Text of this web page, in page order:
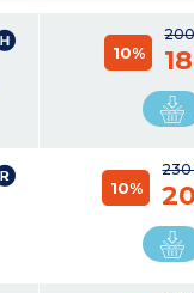
10%
10%